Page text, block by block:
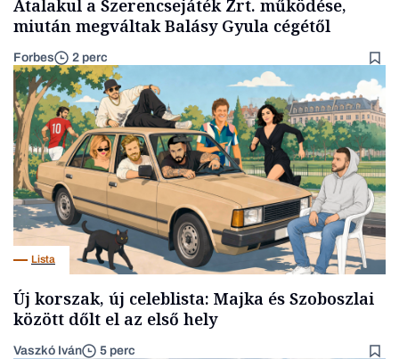
Átalakul a Szerencsejáték Zrt. működése,
miután megváltak Balásy Gyula cégétől
Forbes 2 perc
Lista
Új korszak, új celeblista: Majka és Szoboszlai
között dőlt el az első hely
Vaszkó Iván 5 perc